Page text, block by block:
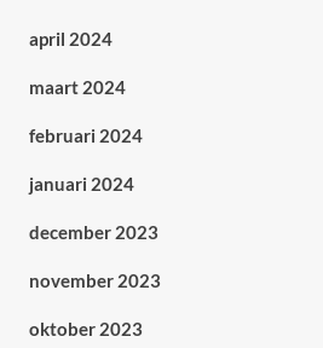
april 2024
maart 2024
februari 2024
januari 2024
december 2023
november 2023
oktober 2023